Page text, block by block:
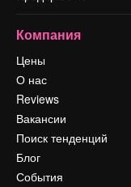
Компания
Цены
О нас
Reviews
Вакансии
Поиск тенденций
Блог
События